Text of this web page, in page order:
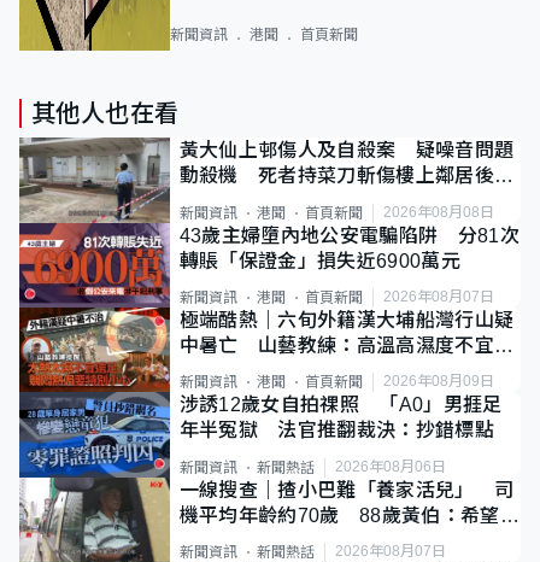
新聞資訊 港聞 首頁新聞
其他人也在看
黃大仙上邨傷人及自殺案 疑噪音問題
動殺機 死者持菜刀斬傷樓上鄰居後墮
斃
新聞資訊 港聞 首頁新聞 2026年08月08日
43歲主婦墮內地公安電騙陷阱 分81次
轉賬「保證金」損失近6900萬元
新聞資訊 港聞 首頁新聞 2026年08月07日
極端酷熱｜六旬外籍漢大埔船灣行山疑
中暑亡 山藝教練：高溫高濕度不宜遠
足
新聞資訊 港聞 首頁新聞 2026年08月09日
涉誘12歲女自拍祼照 「A0」男捱足
年半冤獄 法官推翻裁決：抄錯標點
新聞資訊 新聞熱話 2026年08月06日
一線搜查｜揸小巴難「養家活兒」 司
機平均年齡約70歲 88歲黃伯：希望一
直揸落去
新聞資訊 新聞熱話 2026年08月07日